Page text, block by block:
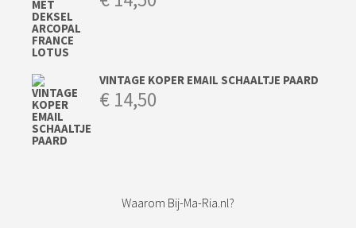
VINTAGE KOPER EMAIL SCHAALTJE PAARD
€ 14,50
Waarom Bij-Ma-Ria.nl?